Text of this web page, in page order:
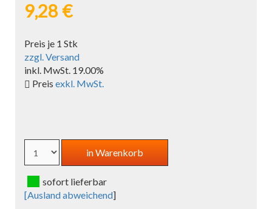
9,28 €
Preis je 1 Stk
zzgl. Versand
inkl. MwSt. 19.00%
Preis exkl. MwSt.
sofort lieferbar
[Ausland abweichend]